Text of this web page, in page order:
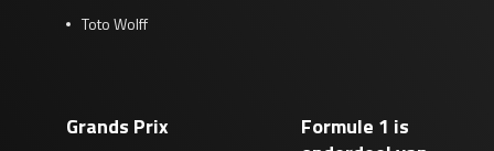
Toto Wolff
Grands Prix
Formule 1 is